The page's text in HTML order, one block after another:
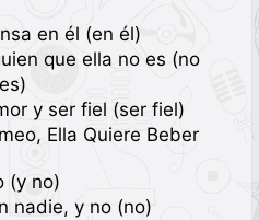
en él (en él)
que ella no es (no
es)
y ser fiel (ser fiel)
Ella Quiere Beber
(y no)
nadie, y no (no)